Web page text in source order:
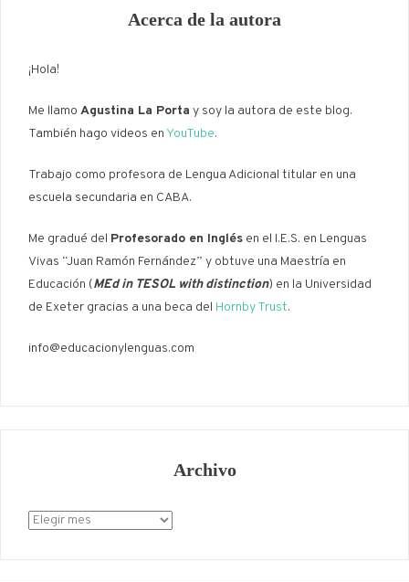
Acerca de la autora
¡Hola!
Me llamo Agustina La Porta y soy la autora de este blog.
También hago videos en YouTube.
Trabajo como profesora de Lengua Adicional titular en una
escuela secundaria en CABA.
Me gradué del Profesorado en Inglés en el I.E.S. en Lenguas
Vivas “Juan Ramón Fernández” y obtuve una Maestría en
Educación (MEd in TESOL with distinction) en la Universidad
de Exeter gracias a una beca del Hornby Trust.
info@educacionylenguas.com
Archivo
Archivo